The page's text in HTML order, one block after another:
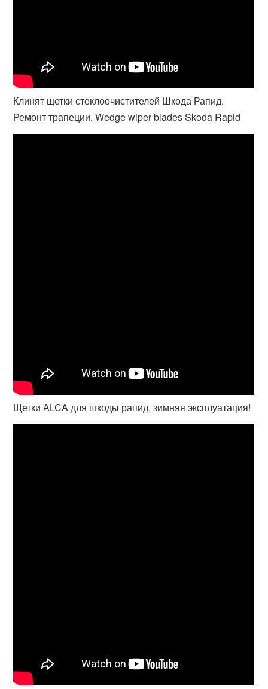
Клинят щетки стеклоочистителей Шкода Рапид.
Ремонт трапеции. Wedge wiper blades Skoda Rapid
Щетки ALCA для шкоды рапид, зимняя эксплуатация!